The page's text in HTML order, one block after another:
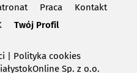
Praca
Kontakt
Twój Profil
Polityka cookies
Sp. z o.o.